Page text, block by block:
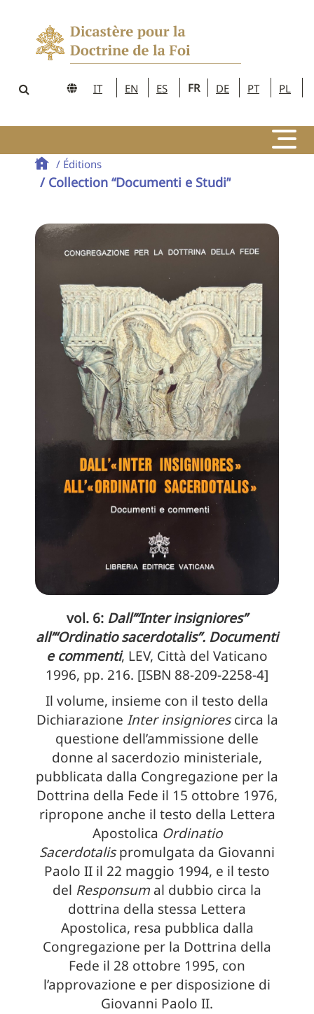
IT EN ES FR DE PT PL
/ Éditions
/ Collection “Documenti e Studi”
vol. 6: Dall’“Inter insigniores”
all’“Ordinatio sacerdotalis”. Documenti
e commenti, LEV, Città del Vaticano
1996, pp. 216. [ISBN 88-209-2258-4]
Il volume, insieme con il testo della
Dichiarazione Inter insigniorescirca la
questione dell’ammissione delle
donne al sacerdozio ministeriale,
pubblicata dalla Congregazione per la
Dottrina della Fede il 15 ottobre 1976,
ripropone anche il testo della Lettera
Apostolica Ordinatio
Sacerdotalispromulgata da Giovanni
Paolo II il 22 maggio 1994, e il testo
del Responsum al dubbio circa la
dottrina della stessa Lettera
Apostolica, resa pubblica dalla
Congregazione per la Dottrina della
Fede il 28 ottobre 1995, con
l’approvazione e per disposizione di
Giovanni Paolo II.